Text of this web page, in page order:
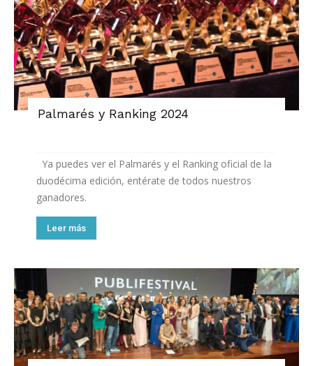
Palmarés y Ranking 2024
Ya puedes ver el Palmarés y el Ranking oficial de la
duodécima edición, entérate de todos nuestros
ganadores.
Leer más